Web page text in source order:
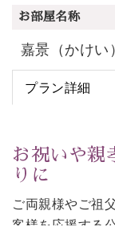
お部屋名称
嘉景（かけい
プラン詳細
お祝いや親
りに
ご両親様やご祖
客様を応援する